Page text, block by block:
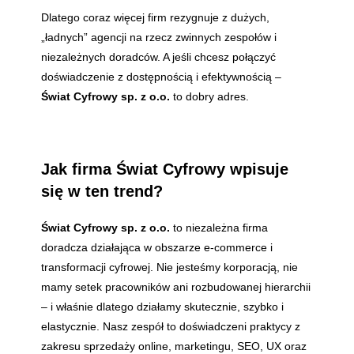
Dlatego coraz więcej firm rezygnuje z dużych,
„ładnych” agencji na rzecz zwinnych zespołów i
niezależnych doradców. A jeśli chcesz połączyć
doświadczenie z dostępnością i efektywnością –
Świat Cyfrowy sp. z o.o. to dobry adres.
Jak firma Świat Cyfrowy wpisuje
się w ten trend?
Świat Cyfrowy sp. z o.o. to niezależna firma
doradcza działająca w obszarze e-commerce i
transformacji cyfrowej. Nie jesteśmy korporacją, nie
mamy setek pracowników ani rozbudowanej hierarchii
– i właśnie dlatego działamy skutecznie, szybko i
elastycznie. Nasz zespół to doświadczeni praktycy z
zakresu sprzedaży online, marketingu, SEO, UX oraz